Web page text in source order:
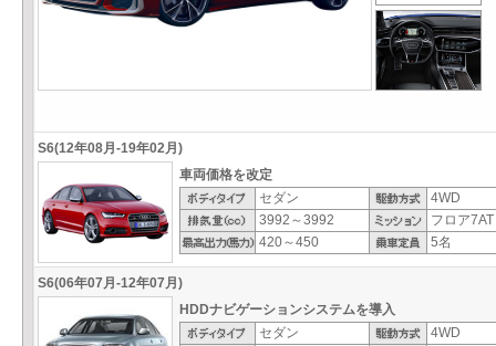
S6(12年08月-19年02月)
車両価格を改定
セダン
4WD
3992～3992
フロア7AT
420～450
5名
S6(06年07月-12年07月)
HDDナビゲーションシステムを導入
セダン
4WD